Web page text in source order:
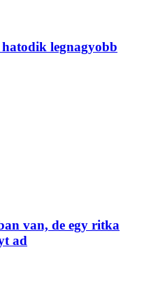
legnagyobb
van, de egy ritka
ad